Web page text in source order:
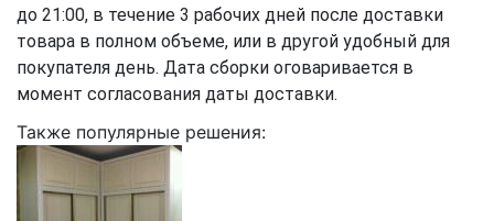
до 21:00, в течение 3 рабочих дней после доставки
товара в полном объеме, или в другой удобный для
покупателя день. Дата сборки оговаривается в
момент согласования даты доставки.
Также популярные решения: